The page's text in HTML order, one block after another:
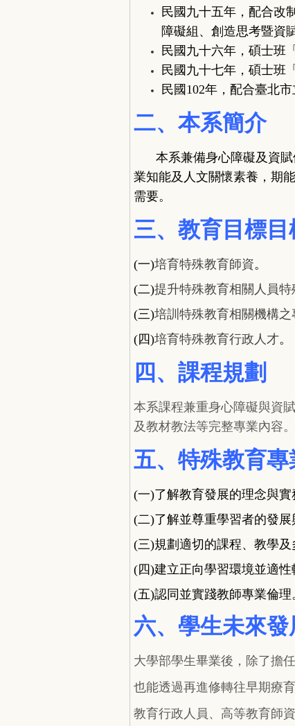
民國九十五年，配合改
障礙組、創造思考暨資
民國九十六年，碩士班
民國九十七年，碩士班
民國 102年，配合臺北
二、本系簡介
本系兼備身心障礙及資
業知能及人文關懷素養，期
需要。
三、教育目標
(一)培育特殊教育師資。
(二)提升特殊教育相關人員
(三)培訓特殊教育相關機構之
(四)培育特殊教育行政人才。
四、課程規劃
本系課程兼重身心障礙與資
及教材教法等完整專業內容。
五、特殊教育專
(一)了解教育發展的理念與實
(二)了解並尊重學習者的發展
(三)規劃適切的課程、教學及
(四)建立正向學習環境並適性
(五)認同並實踐教師專業倫理
六、學生未來發
大學部學生畢業後，除了擔
也能透過再進修轉往早期療
教育行政人員、高等教育師